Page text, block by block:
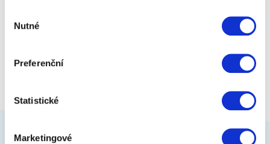
souhlasu
Nutné
Preferenční
Statistické
Marketingové